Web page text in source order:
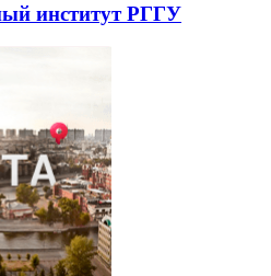
институт РГГУ